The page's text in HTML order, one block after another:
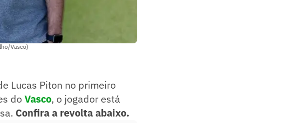
Vasco)
Lucas Piton no primeiro
doVasco, o jogador está
Confira a revolta abaixo.